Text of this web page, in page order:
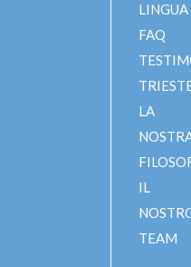
LINGUA
FAQ
LA
IL
TEAM